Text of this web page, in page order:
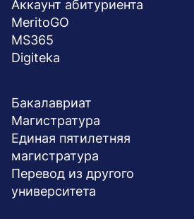
Aккаунт абитуриента
MeritoGO
MS365
Digiteka
Бакалавриат
Магистратура
Единая пятилетняя
магистратура
Перевод из другого
университета